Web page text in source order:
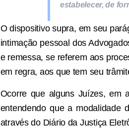
estabelecer, de
O dispositivo supra, em seu
intimação pessoal dos
e remessa, se referem aos
em regra, aos que tem seu
Ocorre que alguns Juízes, em
entendendo que a modalidade
através do Diário da Justiça